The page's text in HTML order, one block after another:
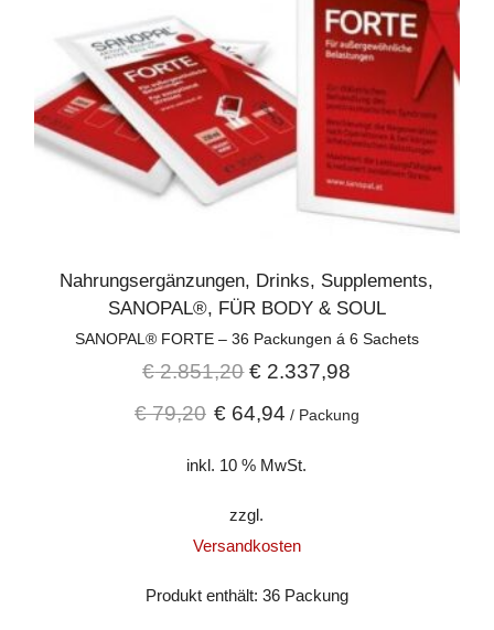
Nahrungsergänzungen, Drinks, Supplements,
SANOPAL®, FÜR BODY & SOUL
SANOPAL® FORTE – 36 Packungen á 6 Sachets
€2.851,20 € 2.337,98
€79,20 €64,94 / Packung
inkl. 10 % MwSt.
zzgl.
Versandkosten
Produkt enthält: 36 Packung